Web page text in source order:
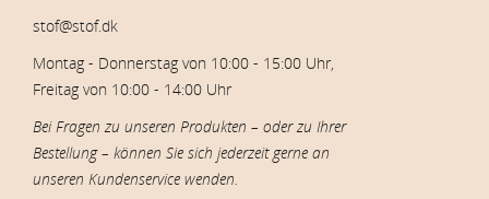
stof@stof.dk
Montag - Donnerstag von 10:00 - 15:00 Uhr,
Freitag von 10:00 - 14:00 Uhr
Bei Fragen zu unseren Produkten – oder zu Ihrer
Bestellung – können Sie sich jederzeit gerne an
unseren Kundenservice wenden.